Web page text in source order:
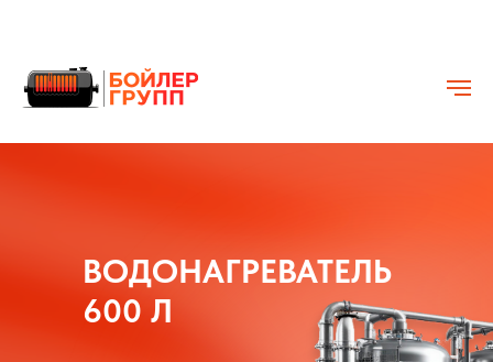
ВОДОНАГРЕВАТЕЛЬ
600 Л